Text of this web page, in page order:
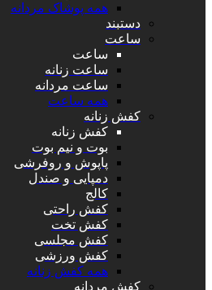
همه پوشاک مردانه
دستبند
ساعت
ساعت
ساعت زنانه
ساعت مردانه
همه ساعت
کفش زنانه
کفش زنانه
بوت و نیم بوت
پاپوش و روفرشی
دمپایی و صندل
کالج
کفش راحتی
کفش تخت
کفش مجلسی
کفش ورزشی
همه کفش زنانه
کفش مردانه